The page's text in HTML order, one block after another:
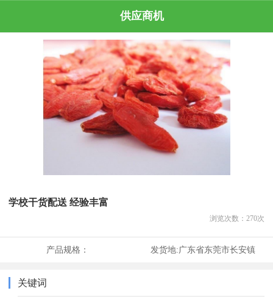
供应商机
学校干货配送 经验丰富
浏览次数： 270次
产品规格： 发货地:广东省东莞市长安镇
关键词